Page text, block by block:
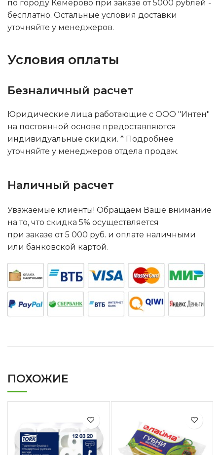
по городу Кемерово при заказе от 5000 рублей -
бесплатно. Остальные условия доставки
уточняйте у менеджеров.
Условия оплаты
Безналичный расчет
Юридические лица работающие с ООО "Интен"
на постоянной основе предоставляются
индивидуальные скидки. * Подробнее
уточняйте у менеджеров отдела продаж.
Наличный расчет
Уважаемые клиенты! Обращаем Ваше внимание
на то, что скидка 5% осуществляется
при заказе от 5 000 руб. и оплате наличными
или банковской картой.
ПОХОЖИЕ